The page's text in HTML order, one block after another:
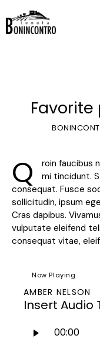
Q
roin faucibus
mi tincidunt.
consequat. Fusce
sollicitudin, ipsum
Cras dapibus.
vulputate eleifend
consequat vitae,
Now Playing
AMBER NELSON
Insert Audio
Player
00:00